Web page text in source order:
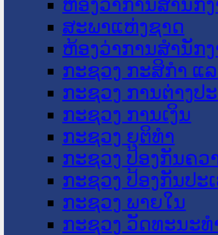
ຫ້ອງວ່າການສໍານັກ
ສະພາແຫ່ງຊາດ
ຫ້ອງວ່າການສຳນັກ
ກະຊວງ ກະສິກຳ ແ
ກະຊວງ ການຕ່າງປ
ກະຊວງ ການເງິນ
ກະຊວງ ຍຸຕິທໍາ
ກະຊວງ ປ້ອງກັນຄວ
ກະຊວງ ປ້ອງກັນປະ
ກະຊວງ ພາຍໃນ
ກະຊວງ ວັດທະນະ